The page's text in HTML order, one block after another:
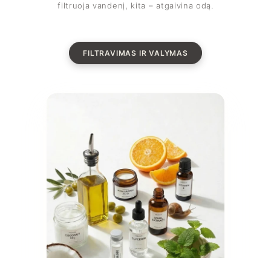
filtruoja vandenį, kita – atgaivina odą.
FILTRAVIMAS IR VALYMAS